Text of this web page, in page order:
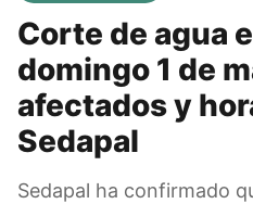
Corte de agua
domingo 1 de
afectados y
Sedapal
Sedapal ha confirmado